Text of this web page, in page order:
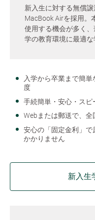
新入生に対する無償
MacBook Airを採用。
使用する機会が多く
学の教育環境に最適な
入学から卒業まで簡
度
手続簡単・安心・ス
Webまたは郵送で、
安心の「固定金利」
かかりません
新入生